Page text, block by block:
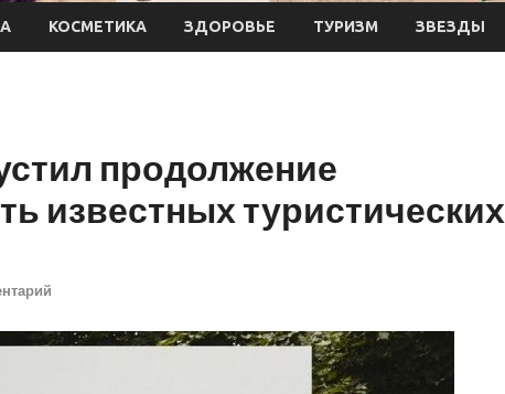
КОСМЕТИКА ЗДОРОВЬЕ ТУРИЗМ ЗВЕЗДЫ
продолжение
известных туристических